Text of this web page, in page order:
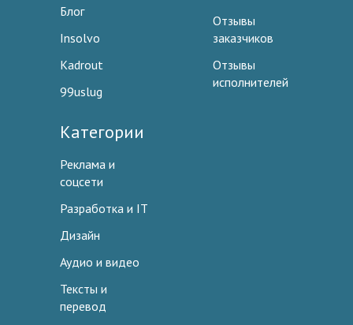
Блог
Insolvo
Kadrout
99uslug
Отзывы
заказчиков
Отзывы
исполнителей
Категории
Реклама и
соцсети
Разработка и IT
Дизайн
Аудио и видео
Тексты и
перевод